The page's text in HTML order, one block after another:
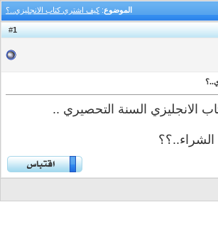
الموضوع:كيف اشتري كتاب الانجليزي..؟
1
الانجليزي السنة التحصيري ..